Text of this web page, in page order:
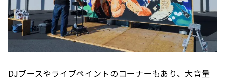
DJブースやライブペイントのコーナーもあり、大音量